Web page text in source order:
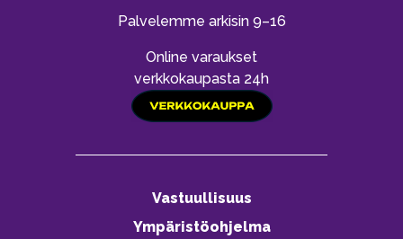
Palvelemme arkisin 9–16
Online varaukset
verkkokaupasta 24h
Vastuullisuus
Ympäristöohjelma